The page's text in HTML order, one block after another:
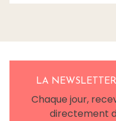
LA NEWSLETTER
Chaque jour,
directement